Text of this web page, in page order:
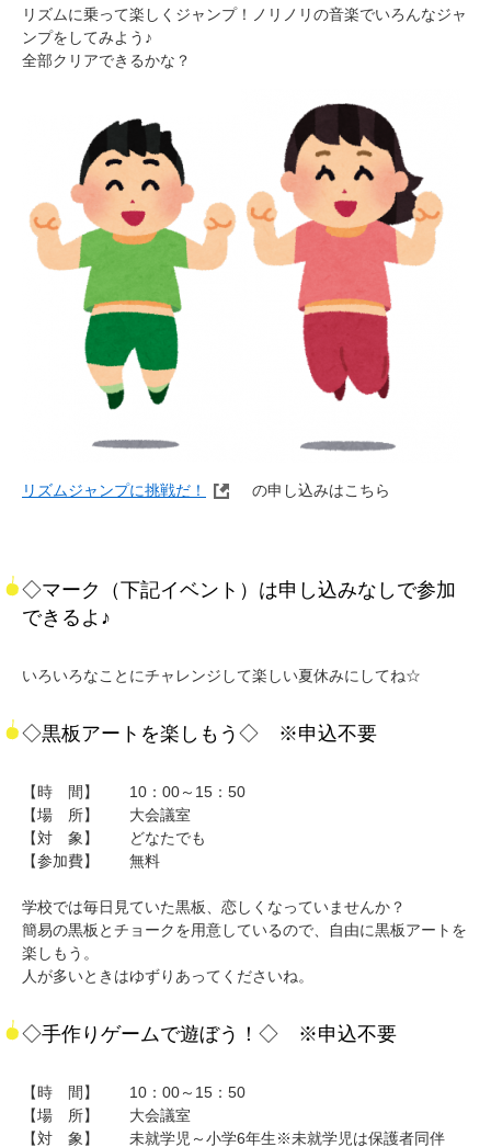
リズムに乗って楽しくジャンプ！ノリノリの音楽でいろんなジャ
ンプをしてみよう♪
全部クリアできるかな？
リズムジャンプに挑戦だ！ ​ の申し込みはこちら
◇マーク（下記イベント）は申し込みなしで参加
できるよ♪
いろいろなことにチャレンジして楽しい夏休みにしてね☆
◇黒板アートを楽しもう◇ ※申込不要
【時 間】 10：00～15：50
【場 所】 大会議室
【対 象】 どなたでも
【参加費】 無料
学校では毎日見ていた黒板、恋しくなっていませんか？
簡易の黒板とチョークを用意しているので、自由に黒板アートを
楽しもう。
人が多いときはゆずりあってくださいね。
◇手作りゲームで遊ぼう！◇ ※申込不要
【時 間】 10：00～15：50
【場 所】 大会議室
【対 象】 未就学児～小学6年生※未就学児は保護者同伴